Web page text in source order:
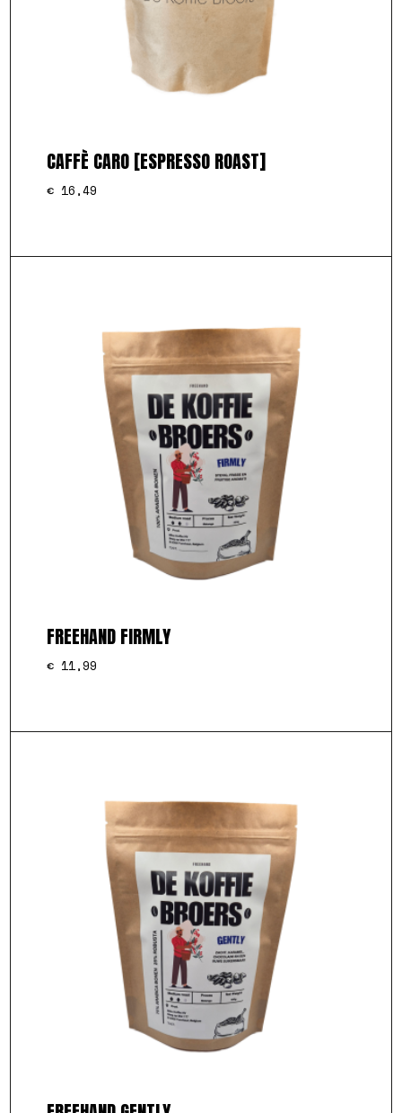
CAFFÈ CARO [ESPRESSO ROAST]
€ 16,49
FREEHAND FIRMLY
€ 11,99